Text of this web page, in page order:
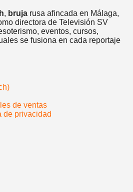
, bruja rusa afincada en Málaga,
directora de Televisión SV
eventos, cursos,
se fusiona en cada reportaje
de ventas
de privacidad